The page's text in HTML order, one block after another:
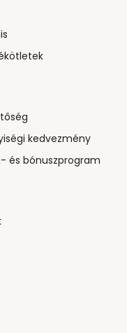
kedvezmény
és bónuszprogram